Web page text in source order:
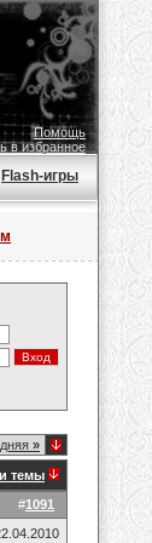
Помощь
в избранное
Flash-игры
»
темы
#1091